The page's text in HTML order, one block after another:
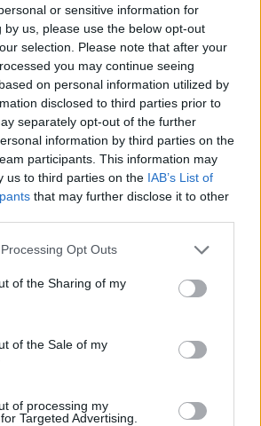
or sensitive information for
by us, please use the below opt-out
selection. Please note that after your
you may continue seeing
on personal information utilized by
disclosed to third parties prior to
separately opt-out of the further
information by third parties on the
participants. This information may
us to third parties on the IAB’s List of
that may further disclose it to other
Opt Outs
of the Sharing of my
of the Sale of my
of processing my
Targeted Advertising.
mehr Spieler bedeutet mehr Umsatz
helfen Sie ihm zu wachsen.
Buchstaben.
alle Buchstaben
Puzzles ein:
Suche
Ihr Puzzle aus:
Wörter: 10
Wörter: 10
Ihrer Antwort anhand der